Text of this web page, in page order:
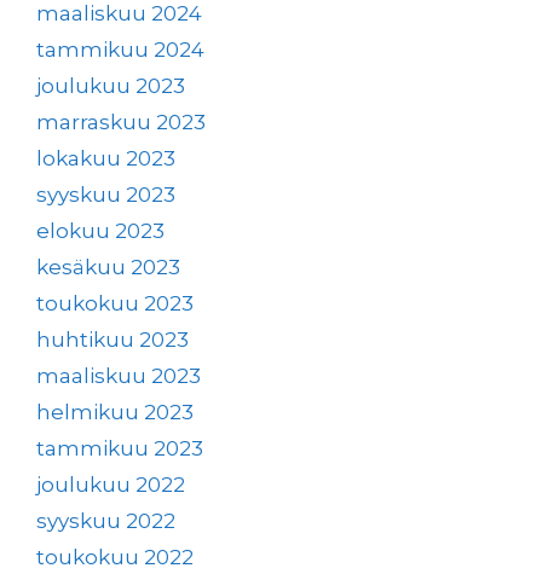
maaliskuu 2024
tammikuu 2024
joulukuu 2023
marraskuu 2023
lokakuu 2023
syyskuu 2023
elokuu 2023
kesäkuu 2023
toukokuu 2023
huhtikuu 2023
maaliskuu 2023
helmikuu 2023
tammikuu 2023
joulukuu 2022
syyskuu 2022
toukokuu 2022